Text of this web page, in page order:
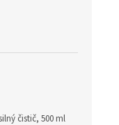
čistič, 500 ml